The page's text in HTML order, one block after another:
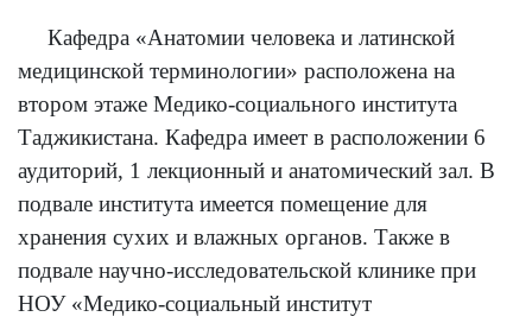
Кафедра «Анатомии человека и латинской
медицинской терминологии» расположена на
втором этаже Медико-социального института
Таджикистана. Кафедра имеет в расположении 6
аудиторий, 1 лекционный и анатомический зал. В
подвале института имеется помещение для
хранения сухих и влажных органов. Также в
подвале научно-исследовательской клинике при
НОУ «Медико-социальный институт